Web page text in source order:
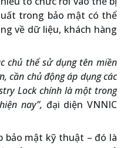
trong bảo mật có thể
về dữ liệu, khách hàng
chủ thể sử dụng tên miền
cần chủ động áp dụng các
Lock chính là một trong
nay”, đại diện VNNIC
bảo mật kỹ thuật – đó là